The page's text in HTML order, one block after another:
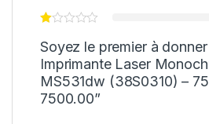
Soyez le premier à
Imprimante Laser
MS531dw (38S0310) –
7500.00”